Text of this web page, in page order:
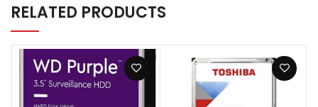
RELATED PRODUCTS